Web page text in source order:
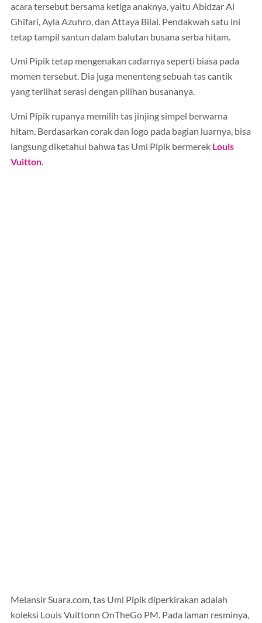
acara tersebut bersama ketiga anaknya, yaitu Abidzar Al
Ghifari, Ayla Azuhro, dan Attaya Bilal. Pendakwah satu ini
tetap tampil santun dalam balutan busana serba hitam.
Umi Pipik tetap mengenakan cadarnya seperti biasa pada
momen tersebut. Dia juga menenteng sebuah tas cantik
yang terlihat serasi dengan pilihan busananya.
Umi Pipik rupanya memilih tas jinjing simpel berwarna
hitam. Berdasarkan corak dan logo pada bagian luarnya, bisa
langsung diketahui bahwa tas Umi Pipik bermerek Louis
Vuitton.
Melansir Suara.com, tas Umi Pipik diperkirakan adalah
koleksi Louis Vuittonn OnTheGo PM. Pada laman resminya,